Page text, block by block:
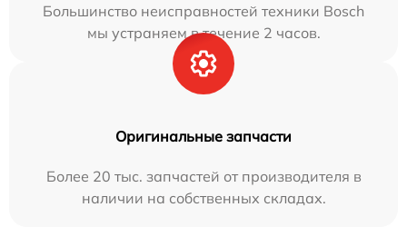
Большинство неисправностей техники Bosch
мы устраняем в течение 2 часов.
Оригинальные запчасти
Более 20 тыс. запчастей от производителя в
наличии на собственных складах.